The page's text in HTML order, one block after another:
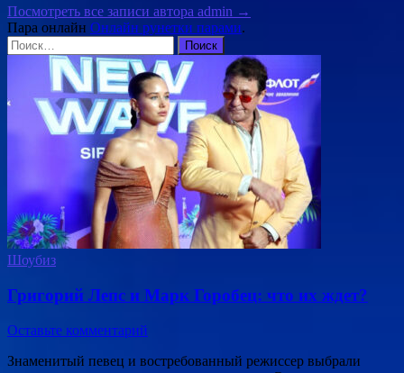
Посмотреть все записи автора admin →
Пара онлайн Онлайн рунетки парами.
Найти:
Шоубиз
Григорий Лепс и Марк Горобец: что их ждет?
Оставьте комментарий
Знаменитый певец и востребованный режиссер выбрали